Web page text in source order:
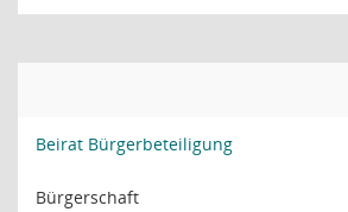
Beirat Bürgerbeteiligung
Bürgerschaft